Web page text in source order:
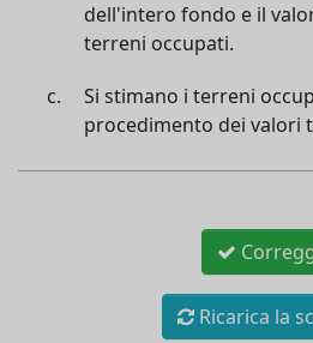
dell'intero fondo e il
terreni occupati.
Si stimano i terreni
procedimento dei valori
Ricarica la